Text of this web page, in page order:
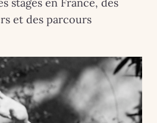
et des parcours